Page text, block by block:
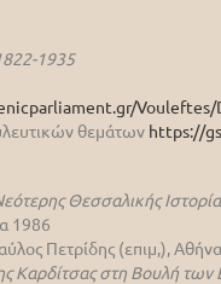
1935
Vouleftes/
θεμάτων https://
Θεσσαλικής
1986
Πετρίδης (επιμ,),
Καρδίτσας στη Βουλή